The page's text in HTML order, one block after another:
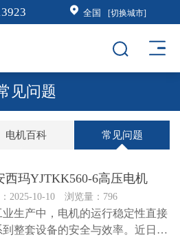
全国 [切换城市]
见问题
电机百科 常见问题
西玛YJTKK560-6高压电机
2025-10-10 浏览量：796
业生产中，电机的运行稳定性直接
到整套设备的安全与效率。近日，